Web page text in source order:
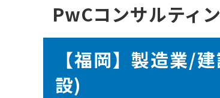
PwCコンサルティ
【福岡】製造業/
設)